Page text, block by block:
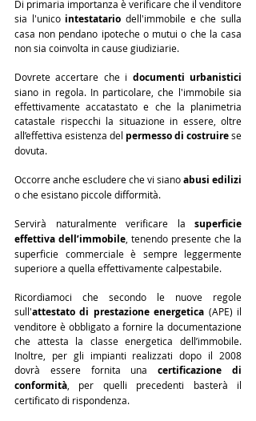
Di primaria importanza è verificare che il venditore
sia l'unico intestatario dell'immobile e che sulla
casa non pendano ipoteche o mutui o che la casa
non sia coinvolta in cause giudiziarie.
Dovrete accertare che i documenti urbanistici
siano in regola. In particolare, che l'immobile sia
effettivamente accatastato e che la planimetria
catastale rispecchi la situazione in essere, oltre
all’effettiva esistenza del permesso di costruire se
dovuta.
Occorre anche escludere che vi siano abusi edilizi
o che esistano piccole difformità.
Servirà naturalmente verificare la superficie
effettiva dell’immobile , tenendo presente che la
superficie commerciale è sempre leggermente
superiore a quella effettivamente calpestabile.
Ricordiamoci che secondo le nuove regole
sull'attestato di prestazione energetica (APE) il
venditore è obbligato a fornire la documentazione
che attesta la classe energetica dell’immobile.
Inoltre, per gli impianti realizzati dopo il 2008
dovrà essere fornita una certificazione di
conformità , per quelli precedenti basterà il
certificato di rispondenza.